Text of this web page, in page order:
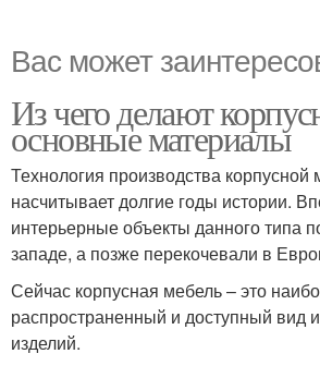
Вас может
Из чего делают
основные материалы
Технология производства корпусной
насчитывает долгие годы истории.
интерьерные объекты данного типа
западе, а позже перекочевали в
Сейчас корпусная мебель – это
распространенный и доступный вид
изделий.